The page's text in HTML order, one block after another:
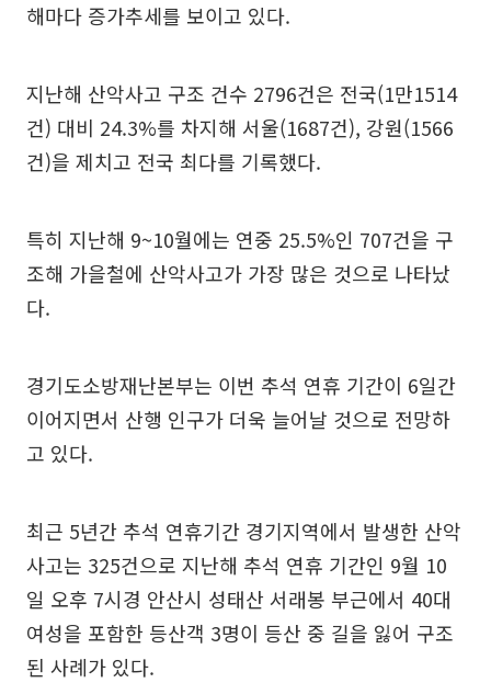
해마다 증가추세를 보이고 있다.
지난해 산악사고 구조 건수 2796건은 전국(1만1514
건) 대비 24.3%를 차지해 서울(1687건), 강원(1566
건)을 제치고 전국 최다를 기록했다.
특히 지난해 9~10월에는 연중 25.5%인 707건을 구
조해 가을철에 산악사고가 가장 많은 것으로 나타났
다.
경기도소방재난본부는 이번 추석 연휴 기간이 6일간
이어지면서 산행 인구가 더욱 늘어날 것으로 전망하
고 있다.
최근 5년간 추석 연휴기간 경기지역에서 발생한 산악
사고는 325건으로 지난해 추석 연휴 기간인 9월 10
일 오후 7시경 안산시 성태산 서래봉 부근에서 40대
여성을 포함한 등산객 3명이 등산 중 길을 잃어 구조
된 사례가 있다.